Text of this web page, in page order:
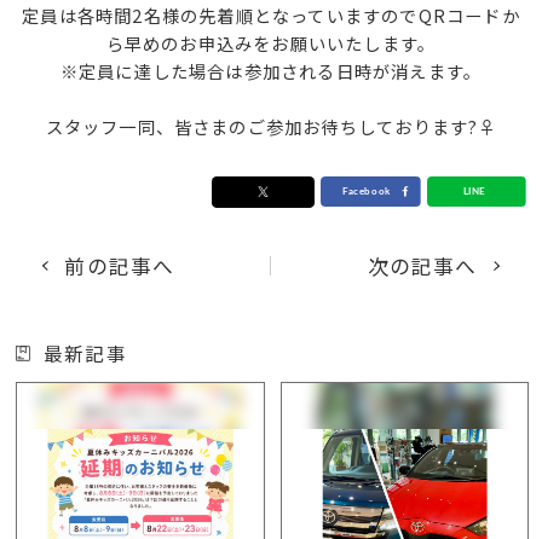
定員は各時間2名様の先着順となっていますのでQRコードか
ら早めのお申込みをお願いいたします。
※定員に達した場合は参加される日時が消えます。
スタッフ一同、皆さまのご参加お待ちしております?‍♀️
前の記事へ 次の記事へ
最新記事